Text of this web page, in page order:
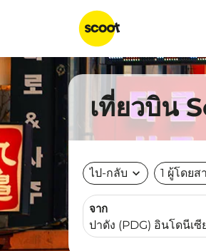
เที่ยวบิน
ไป-กลับ expand_more 1 ผู้โดยส
จาก